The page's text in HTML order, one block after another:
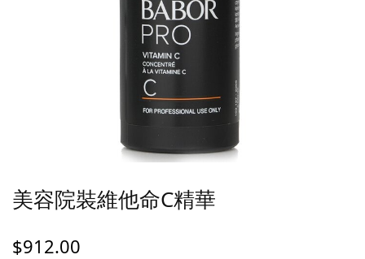
美容院裝維他命C精華
$912.00